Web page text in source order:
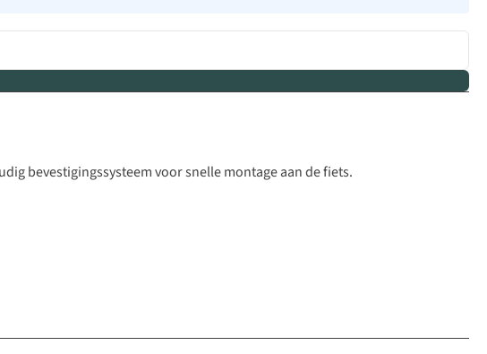
bevestigingssysteem voor snelle montage aan de fiets.